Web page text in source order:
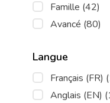
Famille (42)
Avancé (80)
Langue
Français (FR)
Anglais (EN)